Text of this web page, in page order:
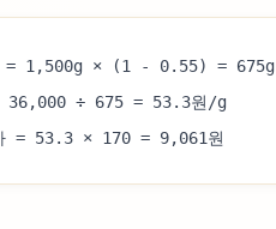
= 1,500g × (1 - 0.55) = 675g
36,000 ÷ 675 = 53.3원/g
= 53.3 × 170 = 9,061원